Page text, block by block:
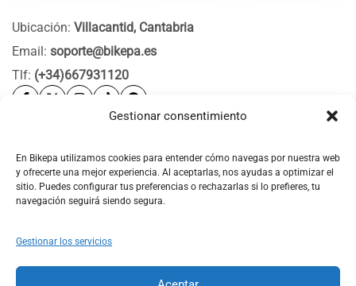
Gestionar consentimiento
En Bikepa utilizamos cookies para entender cómo navegas por nuestra web
y ofrecerte una mejor experiencia. Al aceptarlas, nos ayudas a optimizar el
sitio. Puedes configurar tus preferencias o rechazarlas si lo prefieres, tu
navegación seguirá siendo segura.
Gestionar los servicios
Ubicación: Villacantid, Cantabria
Email: soporte@bikepa.es
Tlf: (+34)667931120
Bikepa
Newsletter Bikepa